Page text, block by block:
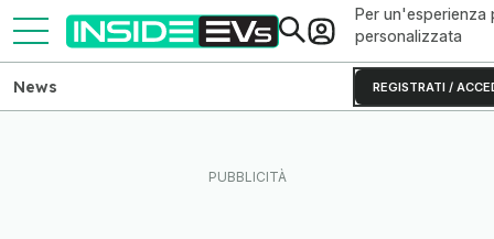
Per un'esperienza
personalizzata
REGISTRATI /
News